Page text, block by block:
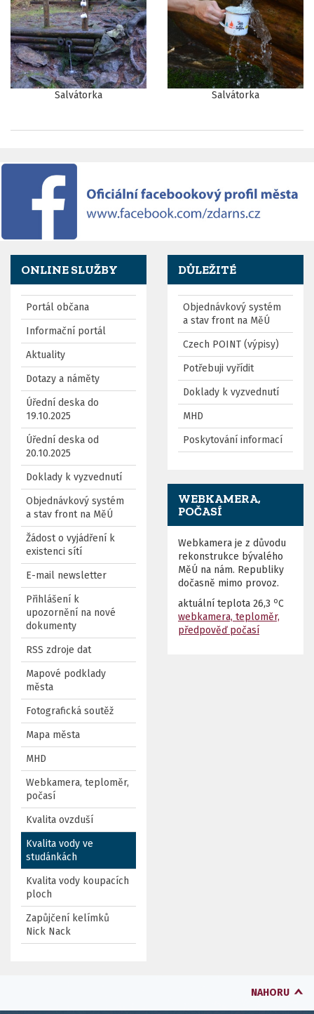
Salvátorka Salvátorka
ONLINE SLUŽBY
Portál občana
Informační portál
Aktuality
Dotazy a náměty
Úřední deska do
19.10.2025
Úřední deska od
20.10.2025
Doklady k vyzvednutí
Objednávkový systém
a stav front na MěÚ
Žádost o vyjádření k
existenci sítí
E-mail newsletter
Přihlášení k
upozornění na nové
dokumenty
RSS zdroje dat
Mapové podklady
města
Fotografická soutěž
Mapa města
MHD
Webkamera, teploměr,
počasí
Kvalita ovzduší
Kvalita vody ve
studánkách
Kvalita vody koupacích
ploch
Zapůjčení kelímků
Nick Nack
DŮLEŽITÉ
Objednávkový systém
a stav front na MěÚ
Czech POINT (výpisy)
Potřebuji vyřídit
Doklady k vyzvednutí
MHD
Poskytování informací
WEBKAMERA,
POČASÍ
Webkamera je z důvodu
rekonstrukce bývalého
MěÚ na nám. Republiky
dočasně mimo provoz.
aktuální teplota 26,3 oC
webkamera, teploměr,
předpověď počasí
NAHORU